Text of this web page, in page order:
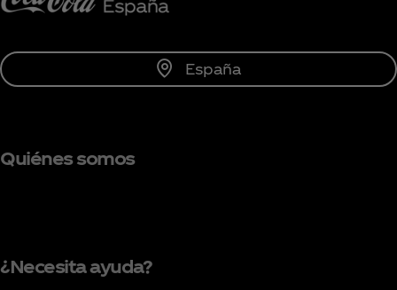
España
Quiénes somos
¿Necesita ayuda?